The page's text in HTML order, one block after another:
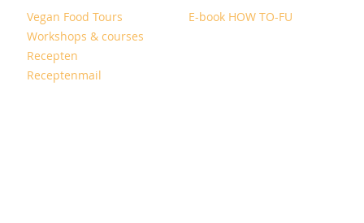
Vegan Food Tours
Workshops & courses
Recepten
Receptenmail
E-book HOW TO-FU